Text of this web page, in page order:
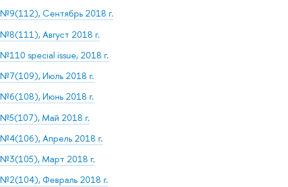
№9(112), Сентябрь 2018 г.
№8(111), Август 2018 г.
№110 special issue, 2018 г.
№7(109), Июль 2018 г.
№6(108), Июнь 2018 г.
№5(107), Май 2018 г.
№4(106), Апрель 2018 г.
№3(105), Март 2018 г.
№2(104), Февраль 2018 г.